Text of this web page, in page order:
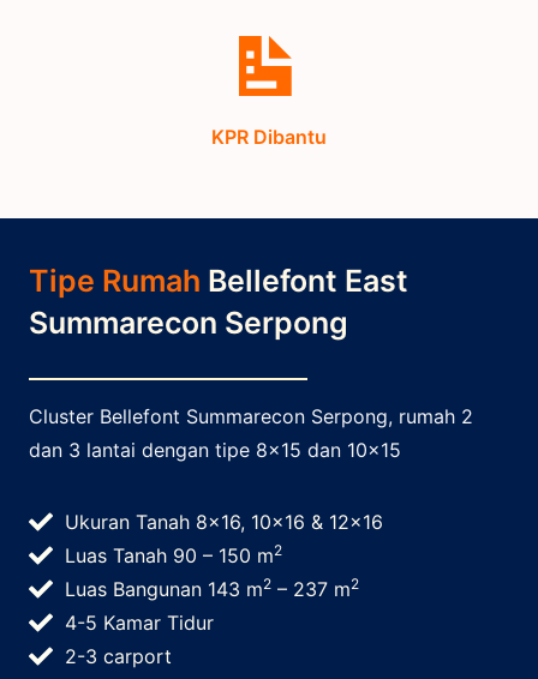
KPR Dibantu
Tipe Rumah Bellefont East
Summarecon Serpong
Cluster Bellefont Summarecon Serpong, rumah 2
dan 3 lantai dengan tipe 8×15 dan 10×15
Ukuran Tanah 8×16, 10×16 & 12×16
Luas Tanah 90 – 150 m2
Luas Bangunan 143 m2 – 237 m2
4-5 Kamar Tidur
2-3 carport